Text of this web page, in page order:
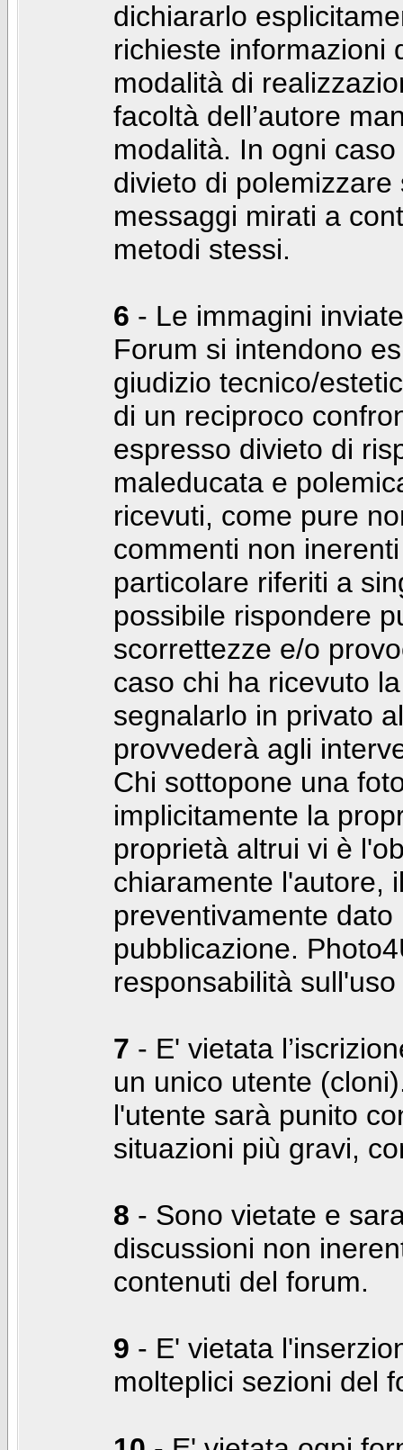
dichiararlo
richieste informazioni
modalità di
facoltà dell’autore
modalità. In ogni
divieto di
messaggi mirati a
metodi stessi.
6 - Le immagini
Forum si intendono
giudizio tecnico/
di un reciproco
espresso divieto di
maleducata e
ricevuti, come pure
commenti non
particolare riferiti a
possibile rispondere
scorrettezze e/o
caso chi ha ricevuto
segnalarlo in privato
provvederà agli
Chi sottopone una
implicitamente la
proprietà altrui vi è
chiaramente l'autore,
preventivamente
pubblicazione.
responsabilità
7 - E' vietata
un unico utente
l'utente sarà punito
situazioni più gravi,
8 - Sono vietate e
discussioni non
contenuti del forum.
9 - E' vietata
molteplici sezioni del